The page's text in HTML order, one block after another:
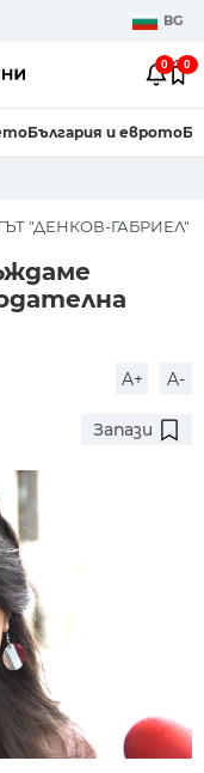
BG
0 0
България и еврото
"ДЕНКОВ-ГАБРИЕЛ"
A+ A-
Запази